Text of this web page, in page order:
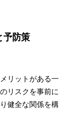
予防策
リットがある一
リスクを事前に
健全な関係を構